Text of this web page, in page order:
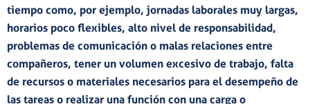
tiempo como, por ejemplo, jornadas laborales muy largas,
horarios poco flexibles, alto nivel de responsabilidad,
problemas de comunicación o malas relaciones entre
compañeros, tener un volumen excesivo de trabajo, falta
de recursos o materiales necesarios para el desempeño de
las tareas o realizar una función con una carga o